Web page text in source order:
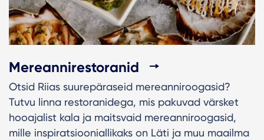
Mereannirestoranid
Otsid Riias suurepäraseid mereanniroogasid?
Tutvu linna restoranidega, mis pakuvad värsket
hooajalist kala ja maitsvaid mereanniroogasid,
mille inspiratsiooniallikaks on Läti ja muu maailma